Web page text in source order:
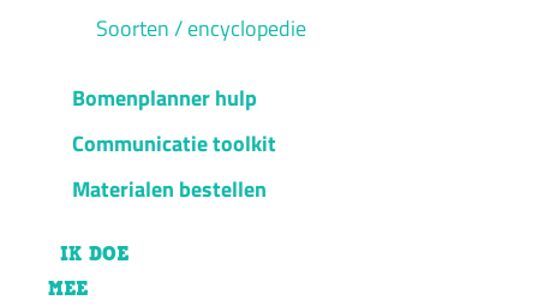
Soorten / encyclopedie
Bomenplanner hulp
Communicatie toolkit
Materialen bestellen
IK DOE
MEE